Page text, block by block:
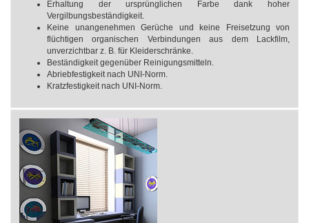
Erhaltung der ursprünglichen Farbe dank hoher
Vergilbungsbeständigkeit.
Keine unangenehmen Gerüche und keine Freisetzung von
flüchtigen organischen Verbindungen aus dem Lackfilm,
unverzichtbar z. B. für Kleiderschränke.
Beständigkeit gegenüber Reinigungsmitteln.
Abriebfestigkeit nach UNI-Norm.
Kratzfestigkeit nach UNI-Norm.